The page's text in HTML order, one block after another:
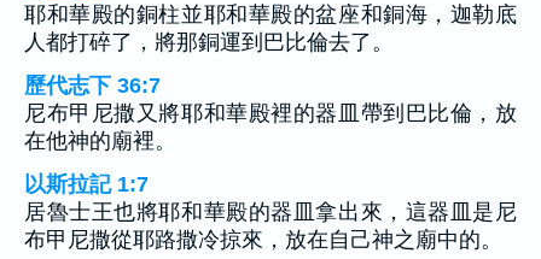
耶和華殿的銅柱並耶和華殿的盆座和銅海，迦勒底
人都打碎了，將那銅運到巴比倫去了。
歷代志下 36:7
尼布甲尼撒又將耶和華殿裡的器皿帶到巴比倫，放
在他神的廟裡。
以斯拉記 1:7
居魯士王也將耶和華殿的器皿拿出來，這器皿是尼
布甲尼撒從耶路撒冷掠來，放在自己神之廟中的。